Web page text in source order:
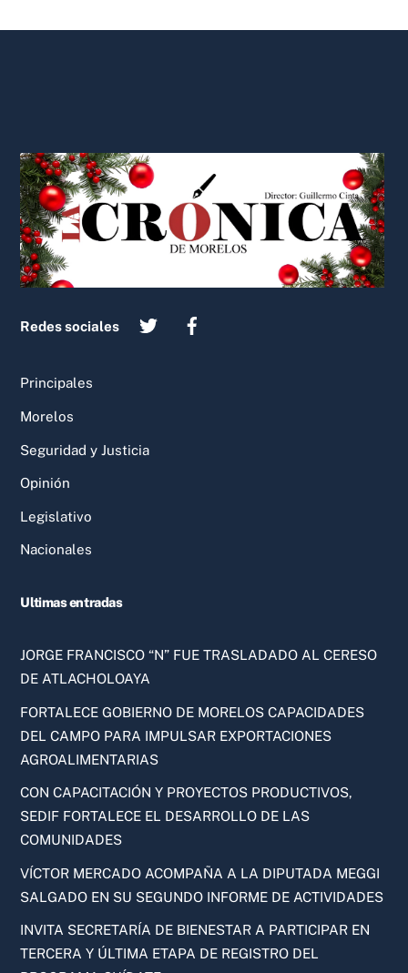
To
Top
Redes sociales
Principales
Morelos
Seguridad y Justicia
Opinión
Legislativo
Nacionales
Ultimas entradas
JORGE FRANCISCO “N” FUE TRASLADADO AL CERESO
DE ATLACHOLOAYA
FORTALECE GOBIERNO DE MORELOS CAPACIDADES
DEL CAMPO PARA IMPULSAR EXPORTACIONES
AGROALIMENTARIAS
CON CAPACITACIÓN Y PROYECTOS PRODUCTIVOS,
SEDIF FORTALECE EL DESARROLLO DE LAS
COMUNIDADES
VÍCTOR MERCADO ACOMPAÑA A LA DIPUTADA MEGGI
SALGADO EN SU SEGUNDO INFORME DE ACTIVIDADES
INVITA SECRETARÍA DE BIENESTAR A PARTICIPAR EN
TERCERA Y ÚLTIMA ETAPA DE REGISTRO DEL